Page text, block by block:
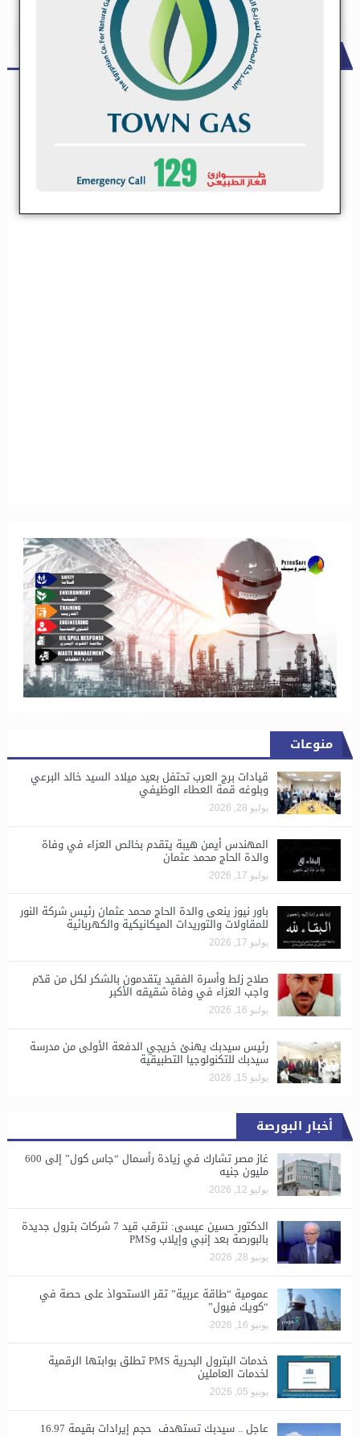
شركة مقاولات كبري تعلن عن حاجتها لعدد من مقاولي الباطن .. تعرف
شركة مقاولات كبري تعلن عن حاجتها لعدد من مقاولي
الباطن .. تعرف علي التخصصات
تعلن شركة مقاولات كبيرة عن فتح باب التسجيل
لمقاولين الباطن فى التخصصات الاتية
منوعات
قيادات برج العرب تحتفل بعيد ميلاد السيد خالد البرعي
وبلوغه قمة العطاء الوظيفي
يوليو 28, 2026
المهندس أيمن هيبة يتقدم بخالص العزاء في وفاة
والدة الحاج محمد عثمان
يوليو 17, 2026
باور نيوز ينعى والدة الحاج محمد عثمان رئيس شركة النور
للمقاولات والتوريدات الميكانيكية والكهربائية
يوليو 17, 2026
صلاح زلط وأسرة الفقيد يتقدمون بالشكر لكل من قدّم
واجب العزاء في وفاة شقيقه الأكبر
يوليو 16, 2026
رئيس سيدبك يهنئ خريجي الدفعة الأولى من مدرسة
سيدبك للتكنولوجيا التطبيقية
يوليو 15, 2026
أخبار البورصة
غاز مصر تشارك في زيادة رأسمال “جاس كول” إلى 600
مليون جنيه
يوليو 12, 2026
الدكتور حسين عيسى: نترقب قيد 7 شركات بترول جديدة
بالبورصة بعد إنبي وإيلاب وPMS
يونيو 28, 2026
​عمومية “طاقة عربية” تقر الاستحواذ على حصة في
“كويك فيول”
يونيو 16, 2026
خدمات البترول البحرية PMS تطلق بوابتها الرقمية
لخدمات العاملين
يونيو 05, 2026
عاجل .. سيدبك تستهدف حجم إيرادات بقيمة 16.97